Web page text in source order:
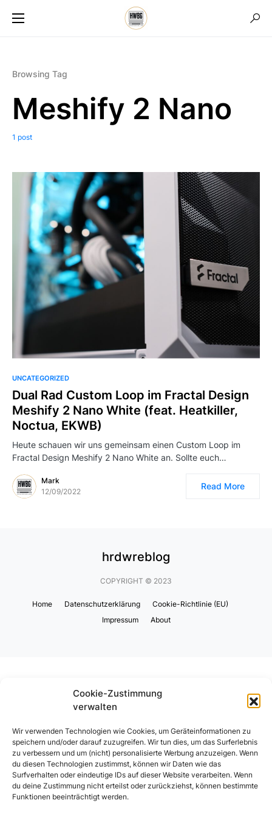
Cookie-Zustimmung
verwalten
Wir verwenden Technologien wie Cookies, um Geräteinformationen zu
speichern und/oder darauf zuzugreifen. Wir tun dies, um das Surferlebnis
zu verbessern und um (nicht) personalisierte Werbung anzuzeigen. Wenn
du diesen Technologien zustimmst, können wir Daten wie das
Surfverhalten oder eindeutige IDs auf dieser Website verarbeiten. Wenn
du deine Zustimmung nicht erteilst oder zurückziehst, können bestimmte
Funktionen beeinträchtigt werden.
Browsing Tag
Meshify 2 Nano
1 post
UNCATEGORIZED
Dual Rad Custom Loop im Fractal Design
Meshify 2 Nano White (feat. Heatkiller,
Noctua, EKWB)
Heute schauen wir uns gemeinsam einen Custom Loop im
Fractal Design Meshify 2 Nano White an. Sollte euch…
Mark
12/09/2022
Read More
hrdwreblog
COPYRIGHT © 2023
Home Datenschutzerklärung
Cookie-Richtlinie (EU)
Impressum
About